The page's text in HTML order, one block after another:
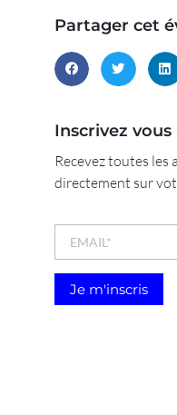
Partager cet
Inscrivez
Recevez toutes
directement sur